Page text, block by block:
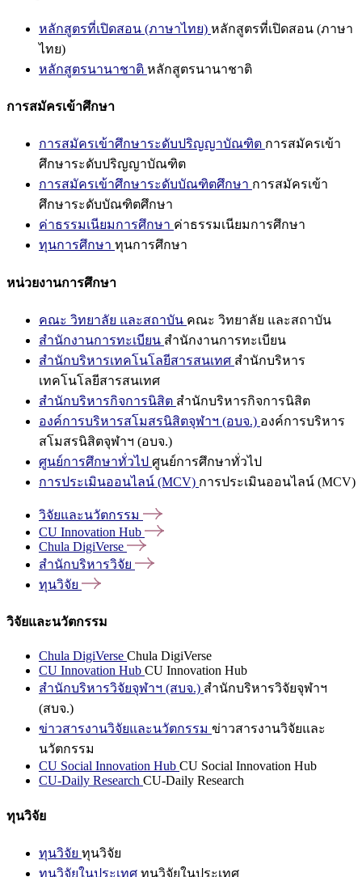
หลักสูตรที่เปิดสอน (ภาษาไทย) หลักสูตรที่เปิดสอน (ภาษา
ไทย)
หลักสูตรนานาชาติ หลักสูตรนานาชาติ
การสมัครเข้าศึกษา
การสมัครเข้าศึกษาระดับปริญญาบัณฑิต การสมัครเข้า
ศึกษาระดับปริญญาบัณฑิต
การสมัครเข้าศึกษาระดับบัณฑิตศึกษา การสมัครเข้า
ศึกษาระดับบัณฑิตศึกษา
ค่าธรรมเนียมการศึกษา ค่าธรรมเนียมการศึกษา
ทุนการศึกษา ทุนการศึกษา
หน่วยงานการศึกษา
คณะ วิทยาลัย และสถาบัน คณะ วิทยาลัย และสถาบัน
สำนักงานการทะเบียน สำนักงานการทะเบียน
สำนักบริหารเทคโนโลยีสารสนเทศ สำนักบริหาร
เทคโนโลยีสารสนเทศ
สำนักบริหารกิจการนิสิต สำนักบริหารกิจการนิสิต
องค์การบริหารสโมสรนิสิตจุฬาฯ (อบจ.) องค์การบริหาร
สโมสรนิสิตจุฬาฯ (อบจ.)
ศูนย์การศึกษาทั่วไป ศูนย์การศึกษาทั่วไป
การประเมินออนไลน์ (MCV) การประเมินออนไลน์ (MCV)
วิจัยและนวัตกรรม
CU Innovation Hub
Chula DigiVerse
สำนักบริหารวิจัย
ทุนวิจัย
วิจัยและนวัตกรรม
Chula DigiVerse Chula DigiVerse
CU Innovation Hub CU Innovation Hub
สำนักบริหารวิจัยจุฬาฯ (สบจ.) สำนักบริหารวิจัยจุฬาฯ
(สบจ.)
ข่าวสารงานวิจัยและนวัตกรรม ข่าวสารงานวิจัยและ
นวัตกรรม
CU Social Innovation Hub CU Social Innovation Hub
CU-Daily Research CU-Daily Research
ทุนวิจัย
ทุนวิจัย ทุนวิจัย
ทุนวิจัยในประเทศ ทุนวิจัยในประเทศ